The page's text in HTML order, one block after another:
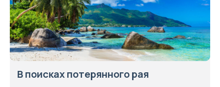
В поисках потерянного рая